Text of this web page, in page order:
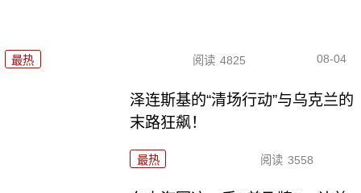
最热 阅读 4825 08-04
泽连斯基的“清场行动”与乌克兰的
末路狂飙！
最热 阅读 3558